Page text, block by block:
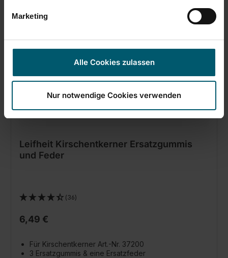
Marketing
Alle Cookies zulassen
Nur notwendige Cookies verwenden
Leifheit Kirschentkerner Ersatzgummis
und Feder
(36)
6,49 €
Für Kirschentkerner Art.-Nr. 37200
3 Ersatzgummis & eine Ersatzfeder